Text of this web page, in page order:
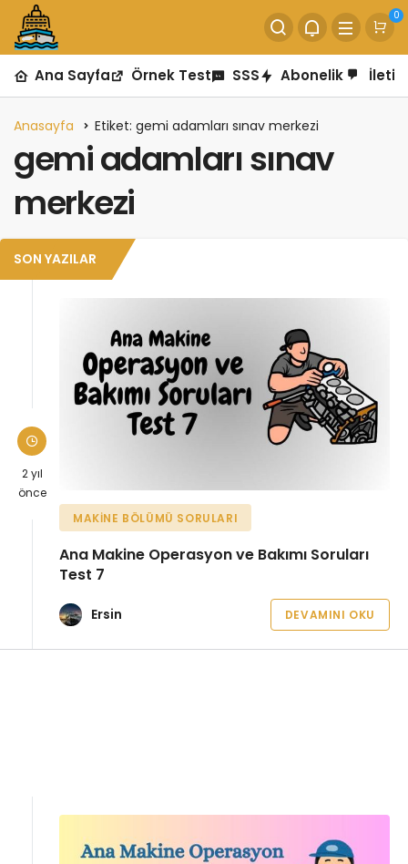
0
Ana Sayfa Örnek Test SSS Abonelik
Anasayfa Etiket: gemi adamları sınav merkezi
gemi adamları sınav
merkezi
SON YAZILAR
2 yıl
önce
MAKINE BÖLÜMÜ SORULARI
Ana Makine Operasyon ve Bakımı Soruları
Test 7
Ersin DEVAMINI OKU